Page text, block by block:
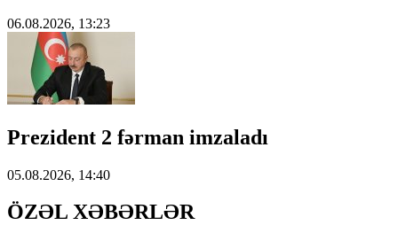
06.08.2026, 13:23
Prezident 2 fərman imzaladı
05.08.2026, 14:40
ÖZƏL XƏBƏRLƏR